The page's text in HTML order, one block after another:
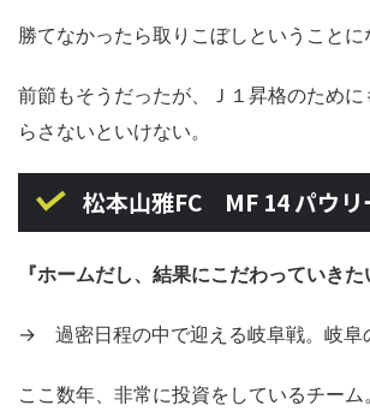
勝てなかったら取りこぼしということに
前節もそうだったが、Ｊ１昇格のため
らさないといけない。
松本山雅FC MF 14 パウリ
『ホームだし、結果にこだわっていきた
→ 過密日程の中で迎える岐阜戦。岐阜
ここ数年、非常に投資をしているチーム。